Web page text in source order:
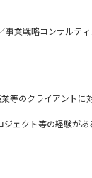
事業戦略コンサルテ
~PJでの実践~将来
入社後要相談）
のクライアント
ェクト等の経験があ
等の経験がある方
ントの変革に伴走でき